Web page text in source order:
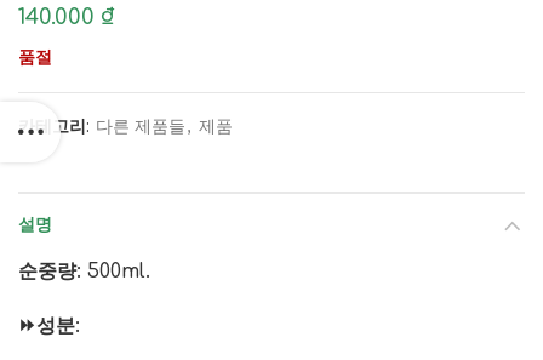
140.000 ₫
품절
카테고리: 다른 제품들 , 제품
설명
순중량: 500ml.
⏩성분: